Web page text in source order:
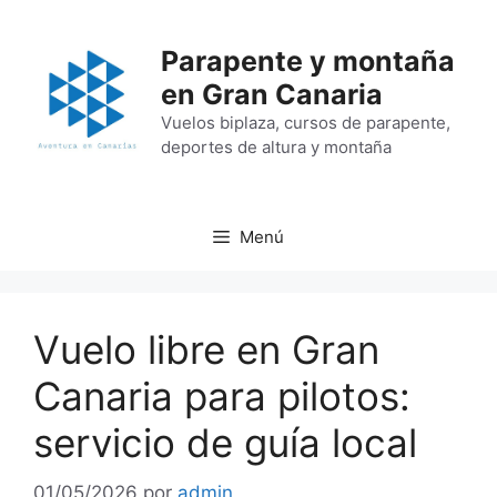
contenido
Parapente y montaña
en Gran Canaria
Vuelos biplaza, cursos de parapente,
deportes de altura y montaña
Menú
Vuelo libre en Gran
Canaria para pilotos:
servicio de guía local
01/05/2026 por admin